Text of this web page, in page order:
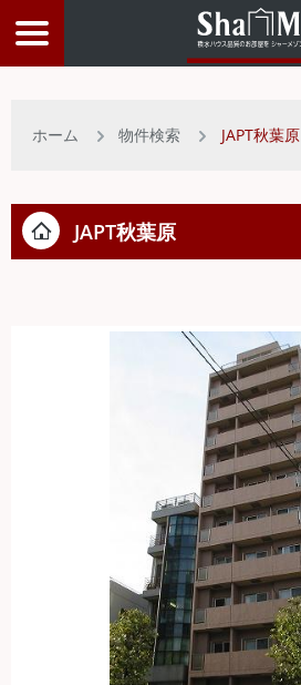
お客様サービス
物件比較リスト
トップページ
ホーム 物件検索 JAPT秋葉原
JAPT秋葉原